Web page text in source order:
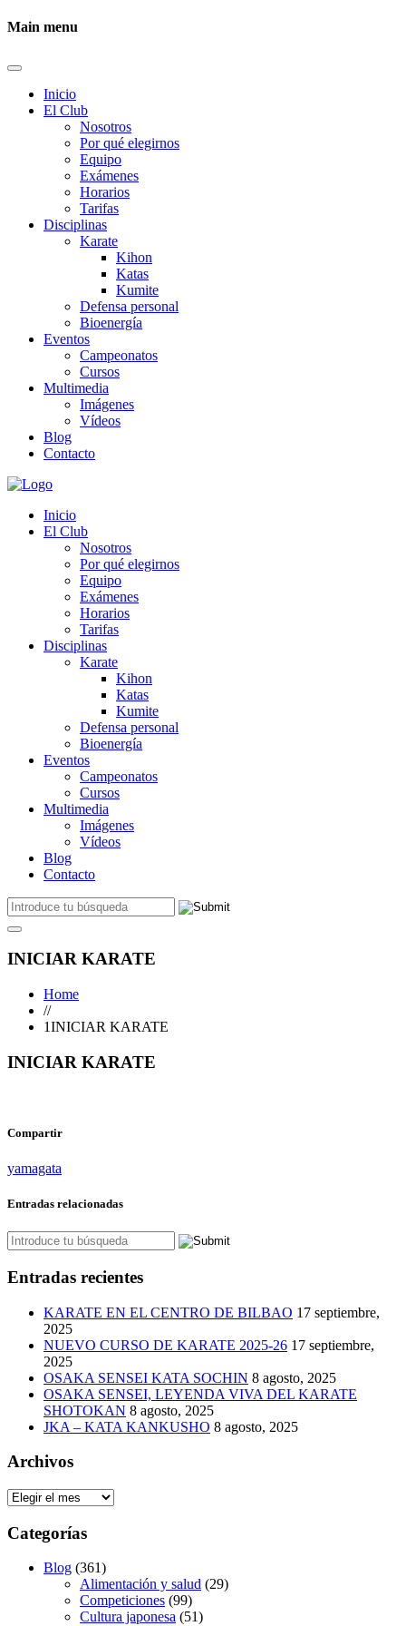
Main menu
Inicio
El Club
Nosotros
Por qué elegirnos
Equipo
Exámenes
Horarios
Tarifas
Disciplinas
Karate
Kihon
Katas
Kumite
Defensa personal
Bioenergía
Eventos
Campeonatos
Cursos
Multimedia
Imágenes
Vídeos
Blog
Contacto
Inicio
El Club
Nosotros
Por qué elegirnos
Equipo
Exámenes
Horarios
Tarifas
Disciplinas
Karate
Kihon
Katas
Kumite
Defensa personal
Bioenergía
Eventos
Campeonatos
Cursos
Multimedia
Imágenes
Vídeos
Blog
Contacto
INICIAR KARATE
Home
//
1INICIAR KARATE
INICIAR KARATE
Compartir
yamagata
Entradas relacionadas
Entradas recientes
KARATE EN EL CENTRO DE BILBAO 17 septiembre,
2025
NUEVO CURSO DE KARATE 2025-26 17 septiembre,
2025
OSAKA SENSEI KATA SOCHIN 8 agosto, 2025
OSAKA SENSEI, LEYENDA VIVA DEL KARATE
SHOTOKAN 8 agosto, 2025
JKA – KATA KANKUSHO 8 agosto, 2025
Archivos
Archivos
Categorías
Blog (361)
Alimentación y salud (29)
Competiciones (99)
Cultura japonesa (51)